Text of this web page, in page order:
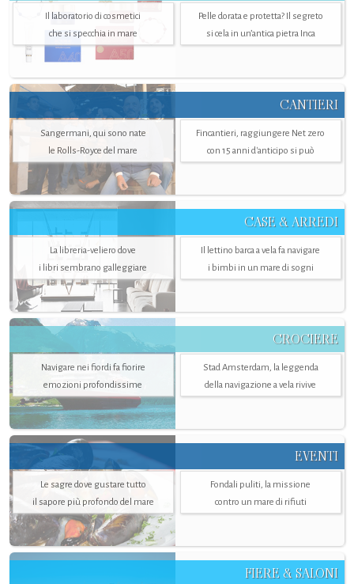
Il laboratorio di cosmetici
che si specchia in mare
Pelle dorata e protetta? Il segreto
si cela in un’antica pietra Inca
CANTIERI
Sangermani, qui sono nate
le Rolls-Royce del mare
Fincantieri, raggiungere Net zero
con 15 anni d'anticipo si può
CASE & ARREDI
La libreria-veliero dove
i libri sembrano galleggiare
Il lettino barca a vela fa navigare
i bimbi in un mare di sogni
CROCIERE
Navigare nei fiordi fa fiorire
emozioni profondissime
Stad Amsterdam, la leggenda
della navigazione a vela rivive
EVENTI
Le sagre dove gustare tutto
il sapore più profondo del mare
Fondali puliti, la missione
contro un mare di rifiuti
FIERE & SALONI